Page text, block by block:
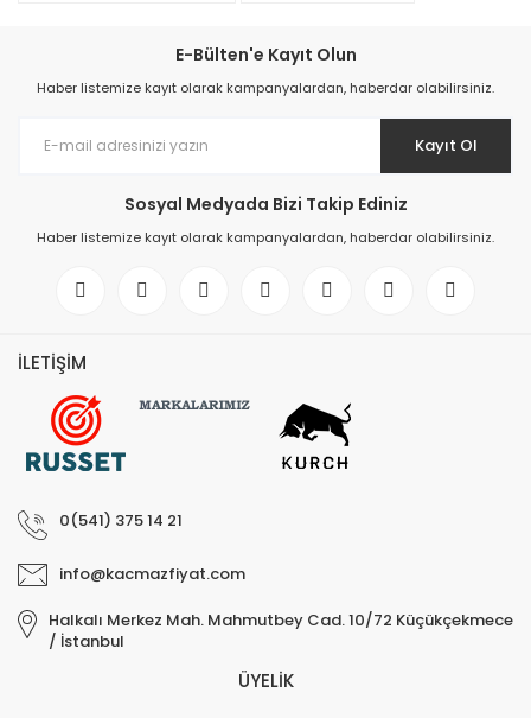
E-Bülten'e Kayıt Olun
Haber listemize kayıt olarak kampanyalardan, haberdar olabilirsiniz.
Kayıt Ol
Sosyal Medyada Bizi Takip Ediniz
Haber listemize kayıt olarak kampanyalardan, haberdar olabilirsiniz.
İLETİŞİM
0(541) 375 14 21
info@kacmazfiyat.com
Halkalı Merkez Mah. Mahmutbey Cad. 10/72 Küçükçekmece
/ İstanbul
ÜYELİK